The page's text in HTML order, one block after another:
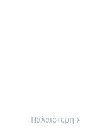
Παλαιότερη